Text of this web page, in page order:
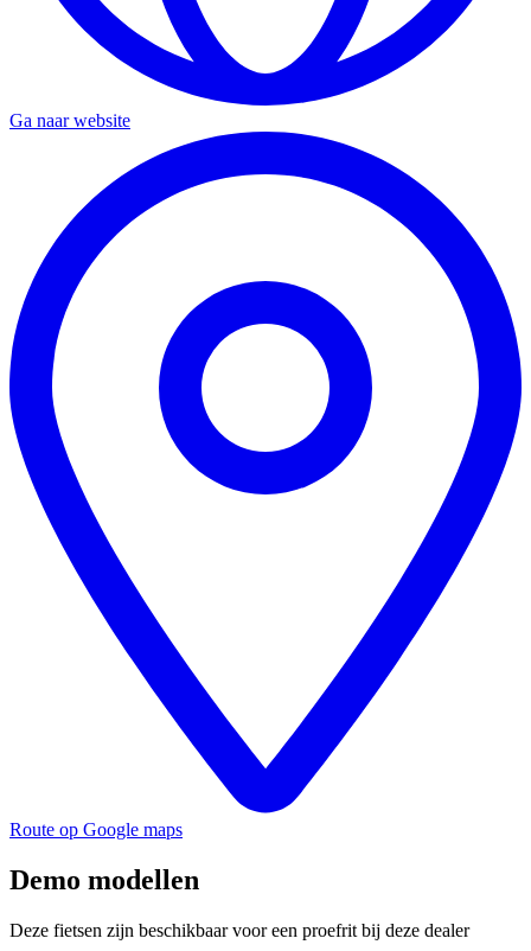
Ga naar website
Route op Google maps
Demo modellen
Deze fietsen zijn beschikbaar voor een proefrit bij deze dealer